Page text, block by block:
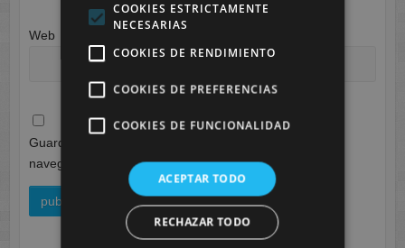
Web
Guarda mi nombre, correo electrónico y web en este
navegador para la próxima vez que comente.
COOKIES ESTRICTAMENTE
NECESARIAS
COOKIES DE RENDIMIENTO
COOKIES DE PREFERENCIAS
COOKIES DE FUNCIONALIDAD
ACEPTAR TODO
RECHAZAR TODO